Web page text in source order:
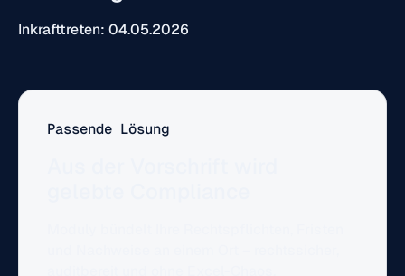
Inkrafttreten: 04.05.2026
Passende Lösung